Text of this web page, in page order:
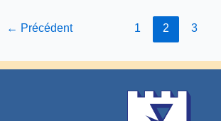
← Précédent 1 2 3